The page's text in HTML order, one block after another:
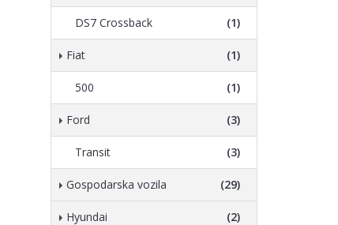
DS7 Crossback (1)
Fiat (1)
500 (1)
Ford (3)
Transit (3)
Gospodarska vozila (29)
Hyundai (2)